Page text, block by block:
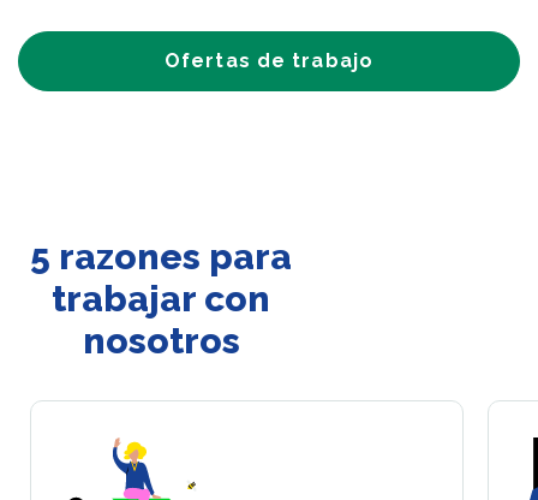
Ofertas de trabajo
5 razones para
trabajar con
nosotros